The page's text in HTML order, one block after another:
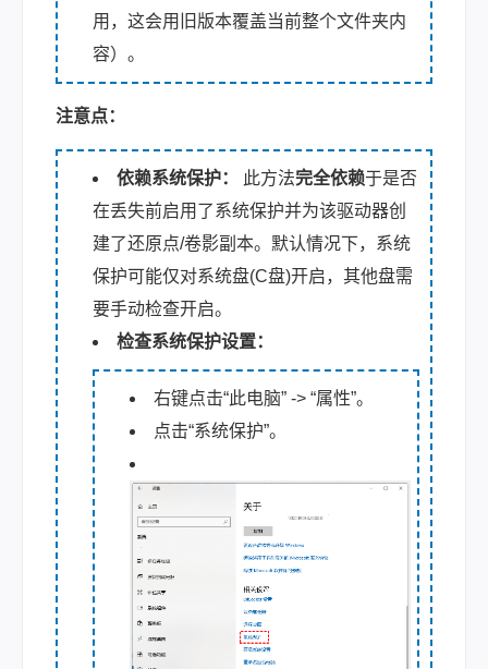
用，这会用旧版本覆盖当前整个文件夹内
容）。
注意点：
依赖系统保护： 此方法完全依赖于是否
在丢失前启用了系统保护并为该驱动器创
建了还原点/卷影副本。默认情况下，系统
保护可能仅对系统盘(C盘)开启，其他盘需
要手动检查开启。
检查系统保护设置：
右键点击“此电脑” -> “属性”。
点击“系统保护”。